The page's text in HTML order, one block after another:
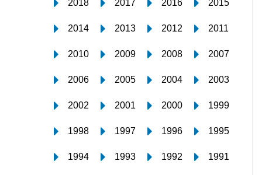
2018 2017 2016 2015
2014 2013 2012 2011
2010 2009 2008 2007
2006 2005 2004 2003
2002 2001 2000 1999
1998 1997 1996 1995
1994 1993 1992 1991